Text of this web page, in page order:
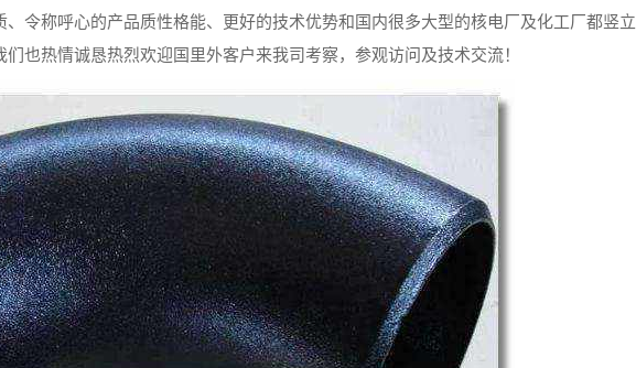
令称呼心的产品质性格能、更好的技术优势和国内很多大型的核电厂及化工厂都竖立
也热情诚恳热烈欢迎国里外客户来我司考察，参观访问及技术交流！